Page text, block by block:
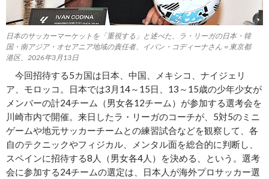
日本のサッカーマーケットを「重視する」と述べた、ラ・リーガの日本・韓
国・南アジア・オセアニア地域の責任者、イバン・コディーナさん＝東京都
港区、2026年3月13日
今回招待する5カ国は日本、中国、メキシコ、ナイジェリ
ア、モロッコ。日本では3月14～15日、13～15歳の少年少女が
メンバーの計24チーム（男女各12チーム）が参加する選考会を
川崎市内で開催。来日したラ・リーガのコーチが、5対5のミニ
ゲームや地元サッカーチームとの練習試合などを観察して、各
自のテクニックやフィジカル、メンタル面を総合的に判断し、
スペインに招待する8人（男女各4人）を決める、という。選考
会に参加する24チームの選定は、日本人が海外プロサッカー選